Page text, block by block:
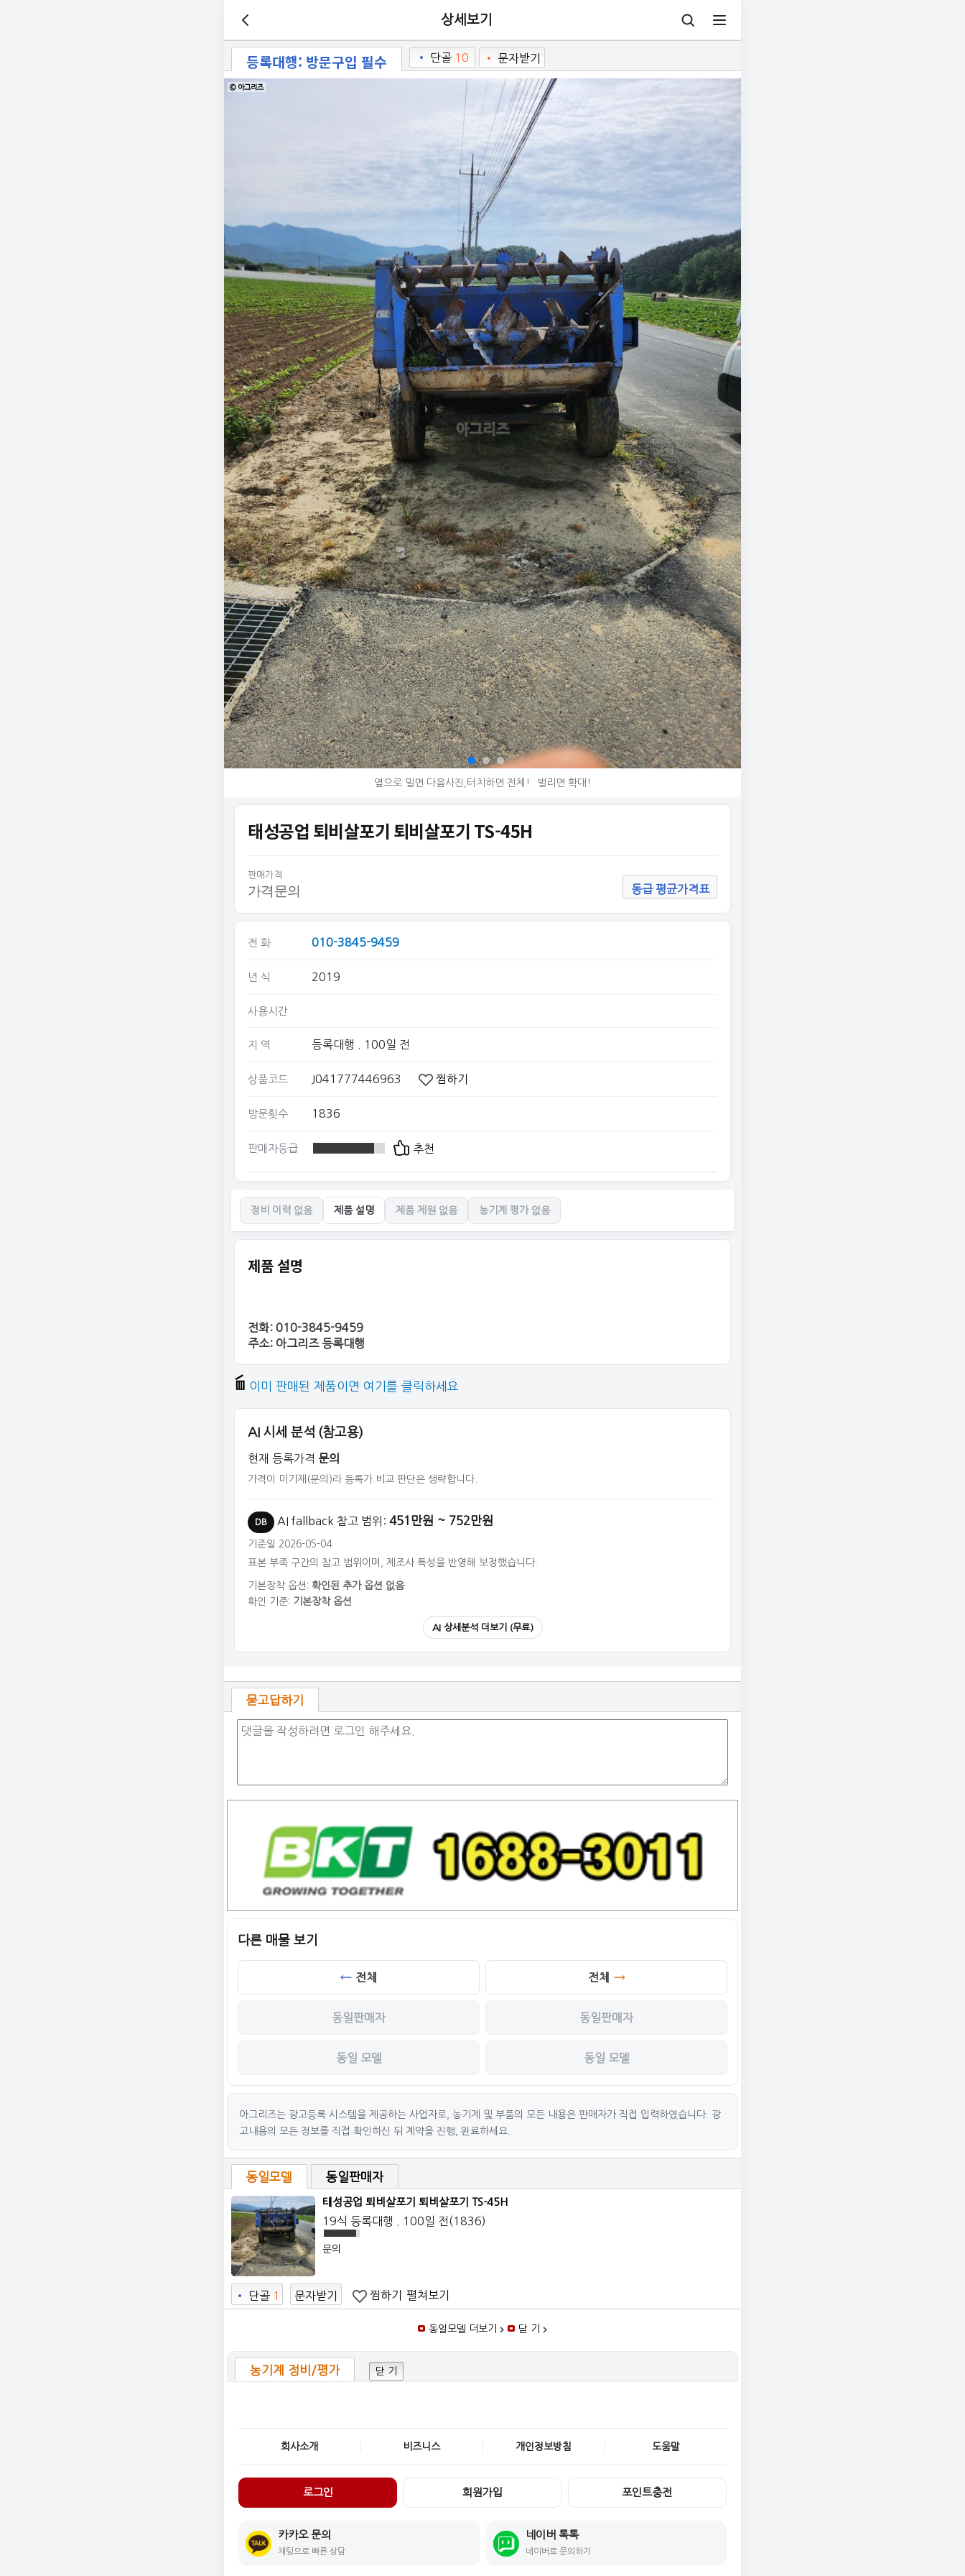
상세보기
등록대행: 방문구입 필수 • 단골 10 • 문자받기
© 아그리즈
옆으로 밀면 다음사진,터치하면 전체! 벌리면 확대!
태성공업 퇴비살포기 퇴비살포기 TS-45H
판매가격
가격문의 동급 평균가격표
전 화 010-3845-9459
년 식 2019
사용시간
지 역 등록대행 . 100일 전
상품코드 J041777446963 찜하기
방문횟수 1836
판매자등급 추천
정비 이력 없음 제품 설명 제품 제원 없음 농기계 평가 없음
제품 설명
전화: 010-3845-9459
주소: 아그리즈 등록대행
이미 판매된 제품이면 여기를 클릭하세요
AI 시세 분석 (참고용)
현재 등록가격 문의
가격이 미기재(문의)라 등록가 비교 판단은 생략합니다.
DB AI fallback 참고 범위: 451만원 ~ 752만원
기준일 2026-05-04
표본 부족 구간의 참고 범위이며, 제조사 특성을 반영해 보정했습니다.
기본장착 옵션: 확인된 추가 옵션 없음
확인 기준: 기본장착 옵션
AI 상세분석 더보기 (무료)
묻고답하기
다른 매물 보기
전체
동일판매자
동일 모델
전체
동일판매자
동일 모델
아그리즈는 광고등록 시스템을 제공하는 사업자로, 농기계 및 부품의 모든 내용은 판매자가 직접 입력하였습니다. 광
고내용의 모든 정보를 직접 확인하신 뒤 계약을 진행, 완료하세요.
동일모델 동일판매자
태성공업 퇴비살포기 퇴비살포기 TS-45H
19식 등록대행 . 100일 전(1836)
문의
• 단골 1
0
문자받기 찜하기 펼쳐보기
동일모델 더보기 닫 기
농기계 정비/평가 닫 기
회사소개 비즈니스 개인정보방침 도움말
로그인 회원가입 포인트충전
카카오 문의
채팅으로 빠른 상담
네이버 톡톡
네이버로 문의하기